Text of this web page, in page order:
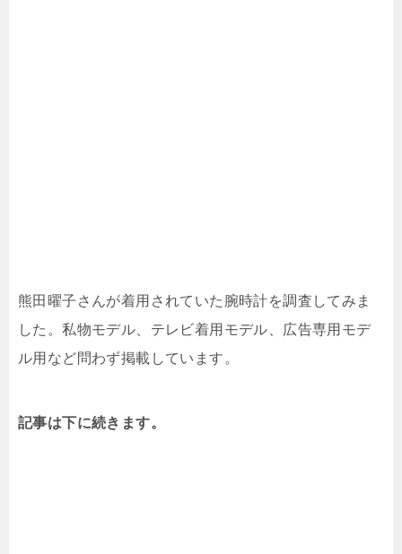
熊田曜子さんが着用されていた腕時計を調査してみま
した。私物モデル、テレビ着用モデル、広告専用モデ
ル用など問わず掲載しています。
記事は下に続きます。